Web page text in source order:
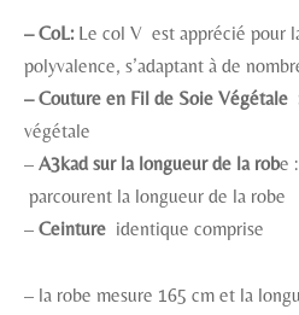
– CoL: Le col V est apprécié pour
polyvalence, s’adaptant à de
– Couture en Fil de Soie Végétale
végétale
– A3kad sur la longueur de la robe
parcourent la longueur de la robe
– Ceinture identique comprise
– la robe mesure 165 cm et la